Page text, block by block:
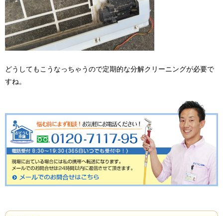
どうしてもこうなっちゃうので定期的な分解クリーニングが必要で
すね。